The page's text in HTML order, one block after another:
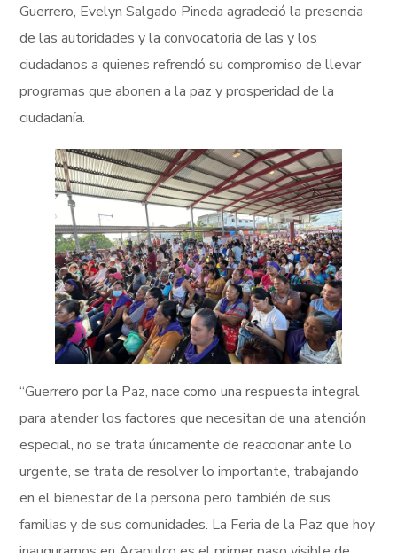
Guerrero, Evelyn Salgado Pineda agradeció la presencia
de las autoridades y la convocatoria de las y los
ciudadanos a quienes refrendó su compromiso de llevar
programas que abonen a la paz y prosperidad de la
ciudadanía.
“Guerrero por la Paz, nace como una respuesta integral
para atender los factores que necesitan de una atención
especial, no se trata únicamente de reaccionar ante lo
urgente, se trata de resolver lo importante, trabajando
en el bienestar de la persona pero también de sus
familias y de sus comunidades. La Feria de la Paz que hoy